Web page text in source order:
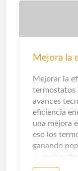
Mejorar la
termostatos
avances
eficiencia
una mejora
eso los
ganando
＝ mejor
para que un